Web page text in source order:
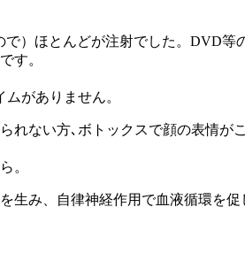
）ほとんどが注射でした。DVD等
す。
がありません。
ない方､ボトックスで顔の表情が
。
み、自律神経作用で血液循環を